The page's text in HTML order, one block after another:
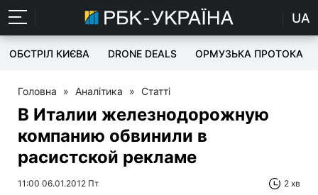
UA
ОБСТРІЛ КИЄВА DRONE DEALS ОРМУЗЬКА ПРОТОКА
Головна » Аналітика » Статті
В Италии железнодорожную
компанию обвинили в
расистской рекламе
11:00 06.01.2012 Пт 2 хв